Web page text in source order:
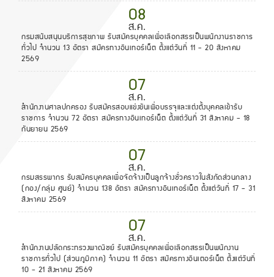
08
ส.ค.
กรมสนับสนุนบริการสุขภาพ รับสมัครบุคคลเพื่อเลือกสรรเป็นพนักงานราชการ
ทั่วไป จำนวน 13 อัตรา สมัครทางอินเทอร์เน็ต ตั้งแต่วันที่ 11 - 20 สิงหาคม
2569
07
ส.ค.
สำนักงานศาลปกครอง รับสมัครสอบแข่งขันเพื่อบรรจุและแต่งตั้งบุคคลเข้ารับ
ราชการ จำนวน 72 อัตรา สมัครทางอินเทอร์เน็ต ตั้งแต่วันที่ 31 สิงหาคม - 18
กันยายน 2569
07
ส.ค.
กรมสรรพากร รับสมัครบุคคลเพื่อจัดจ้างเป็นลูกจ้างชั่วคราวในสังกัดส่วนกลาง
(กอง/กลุ่ม ศูนย์) จำนวน 138 อัตรา สมัครทางอินเทอร์เน็ต ตั้งแต่วันที่ 17 - 31
สิงหาคม 2569
07
ส.ค.
สำนักงานปลัดกระทรวงพาณิชย์ รับสมัครบุคคลเพื่อเลือกสรรเป็นพนักงาน
ราชการทั่วไป (ส่วนภูมิภาค) จำนวน 11 อัตรา สมัครทางอินเตอร์เน็ต ตั้งแต่วันที่
10 - 21 สิงหาคม 2569